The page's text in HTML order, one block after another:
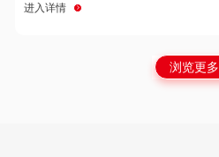
进入详情
浏览更多